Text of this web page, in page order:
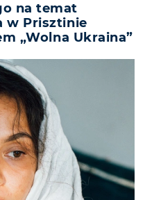
na temat
w Prisztinie
„Wolna Ukraina”